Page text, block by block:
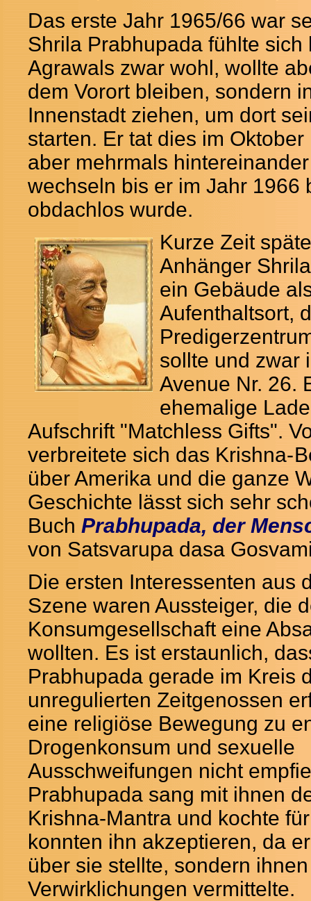
Das erste Jahr 1965/66 war
Shrila Prabhupada fühlte sich
Agrawals zwar wohl, wollte
dem Vorort bleiben, sondern
Innenstadt ziehen, um dort
starten. Er tat dies im
aber mehrmals
wechseln bis er im Jahr 1966
obdachlos wurde.
Kurze Zeit
Anhänger
ein Gebäude
Aufenthaltsort,
sollte und zwar
Avenue Nr. 26.
ehemalige
Aufschrift "Matchless Gifts".
verbreitete sich das Krishna-
über Amerika und die ganze
Geschichte lässt sich sehr
Buch Prabhupada, der
von Satsvarupa dasa Gosvam
Die ersten Interessenten aus
Szene waren Aussteiger, die
Konsumgesellschaft eine
wollten. Es ist erstaunlich,
Prabhupada gerade im Kreis
unregulierten Zeitgenossen
eine religiöse Bewegung zu
Drogenkonsum und sexuelle
Ausschweifungen nicht
Prabhupada sang mit ihnen
Krishna-Mantra und kochte
konnten ihn akzeptieren, da
über sie stellte, sondern
Verwirklichungen vermittelte.